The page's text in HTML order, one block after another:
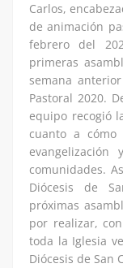
Carlos,
de animación
febrero del
primeras
semana
Pastoral 2020.
equipo recogió
cuanto a
comunidades.
Diócesis de
próximas
por realizar,
toda la Iglesia
Diócesis de San